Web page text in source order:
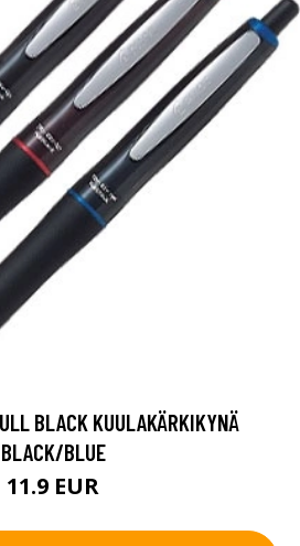
BLACK KUULAKÄRKIKYNÄ
BLACK/BLUE
11.9 EUR